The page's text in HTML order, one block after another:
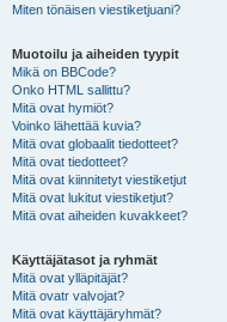
Miten tönäisen viestiketjuani?
Muotoilu ja aiheiden tyypit
Mikä on BBCode?
Onko HTML sallittu?
Mitä ovat hymiöt?
Voinko lähettää kuvia?
Mitä ovat globaalit tiedotteet?
Mitä ovat tiedotteet?
Mitä ovat kiinnitetyt viestiketjut
Mitä ovat lukitut viestiketjut?
Mitä ovat aiheiden kuvakkeet?
Käyttäjätasot ja ryhmät
Mitä ovat ylläpitäjät?
Mitä ovatr valvojat?
Mitä ovat käyttäjäryhmät?